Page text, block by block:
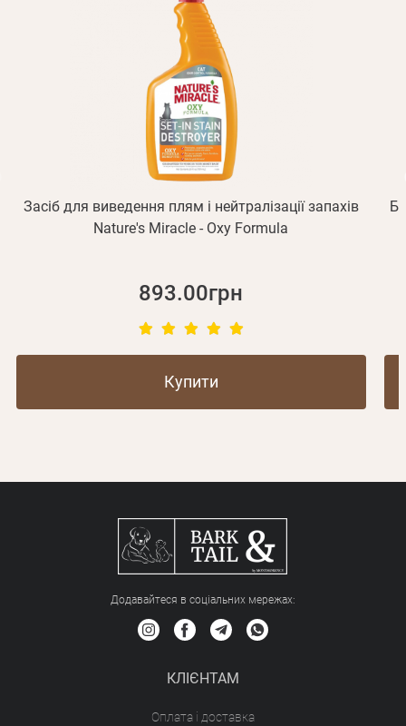
Засіб для виведення плям і нейтралізації запахів
Nature's Miracle - Oxy Formula
893.00грн
Купити
Додавайтеся в соціальних мережах:
КЛІЄНТАМ
Оплата і доставка
Відправити
Реєстрація
або з допомогою
Отримувати повідомлення про новинки, знижки, акції
Зареєструватися
Відправити
Згадали пароль?
Не прийшов лист?
Повторити відправку
обліковий запис не підтверджена